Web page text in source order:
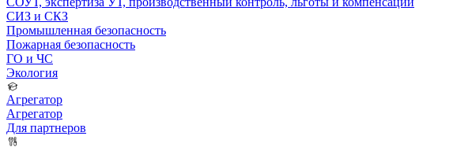
СИЗ и СКЗ
Промышленная безопасность
Пожарная безопасность
ГО и ЧС
Экология
Агрегатор
Агрегатор
Для партнеров